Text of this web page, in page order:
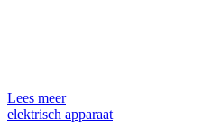
Lees meer
elektrisch apparaat